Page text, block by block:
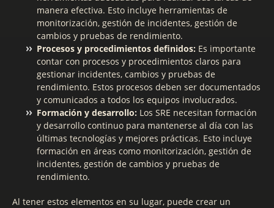
manera efectiva. Esto incluye herramientas de
monitorización, gestión de incidentes, gestión de
cambios y pruebas de rendimiento.
Procesos y procedimientos definidos: Es importante
contar con procesos y procedimientos claros para
gestionar incidentes, cambios y pruebas de
rendimiento. Estos procesos deben ser documentados
y comunicados a todos los equipos involucrados.
Formación y desarrollo: Los SRE necesitan formación
y desarrollo continuo para mantenerse al día con las
últimas tecnologías y mejores prácticas. Esto incluye
formación en áreas como monitorización, gestión de
incidentes, gestión de cambios y pruebas de
rendimiento.
Al tener estos elementos en su lugar, puede crear un